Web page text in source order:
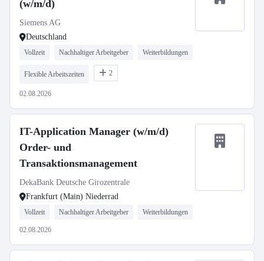
(w/m/d)
Siemens AG
Deutschland
Vollzeit Nachhaltiger Arbeitgeber Weiterbildungen
Flexible Arbeitszeiten 2
02.08.2026
IT-Application Manager (w/m/d)
Order- und
Transaktionsmanagement
DekaBank Deutsche Girozentrale
Frankfurt (Main) Niederrad
Vollzeit Nachhaltiger Arbeitgeber Weiterbildungen
02.08.2026